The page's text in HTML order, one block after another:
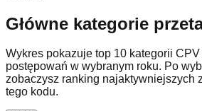
Główne kategorie
Wykres pokazuje top 10 kategorii
postępowań w wybranym roku. Po
zobaczysz ranking najaktywniejszych
tego kodu.